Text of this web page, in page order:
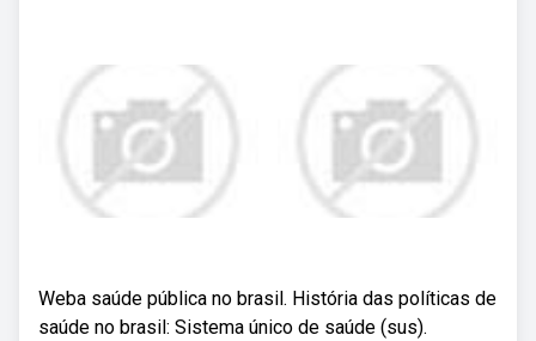
Weba saúde pública no brasil. História das políticas de
saúde no brasil: Sistema único de saúde (sus).